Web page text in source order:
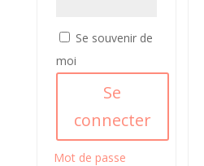
Se souvenir de
moi
Se
connecter
Mot de passe